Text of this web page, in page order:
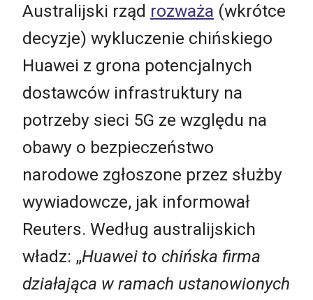
Australijski rząd rozważa (wkrótce
decyzje) wykluczenie chińskiego
Huawei z grona potencjalnych
dostawców infrastruktury na
potrzeby sieci 5G ze względu na
obawy o bezpieczeństwo
narodowe zgłoszone przez służby
wywiadowcze, jak informował
Reuters. Według australijskich
władz: „Huawei to chińska firma
działająca w ramach ustanowionych